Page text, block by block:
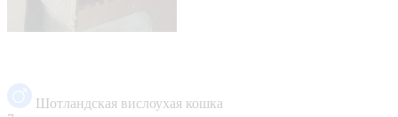
Шотландская вислоухая кошка